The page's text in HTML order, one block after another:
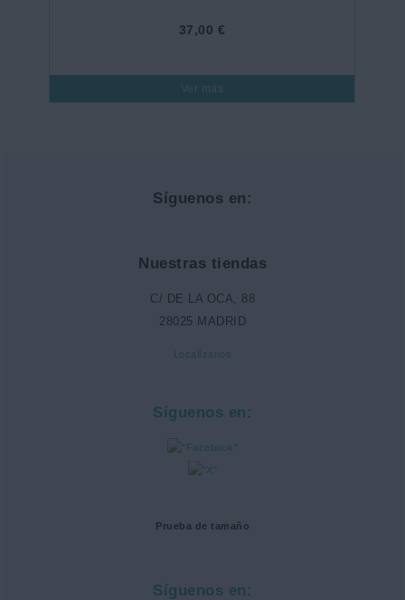
37,00 €
Ver más
Síguenos en:
Nuestras tiendas
C/ DE LA OCA, 88
28025 MADRID
Localízanos
Síguenos en:
Prueba de tamaño
Síguenos en: